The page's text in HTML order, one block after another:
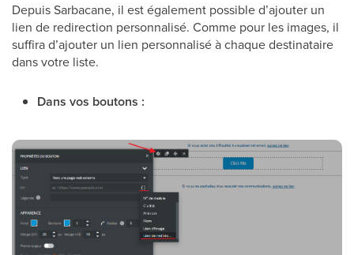
Depuis Sarbacane, il est également possible d’ajouter un
lien de redirection personnalisé. Comme pour les images, il
suffira d’ajouter un lien personnalisé à chaque destinataire
dans votre liste.
Dans vos boutons :